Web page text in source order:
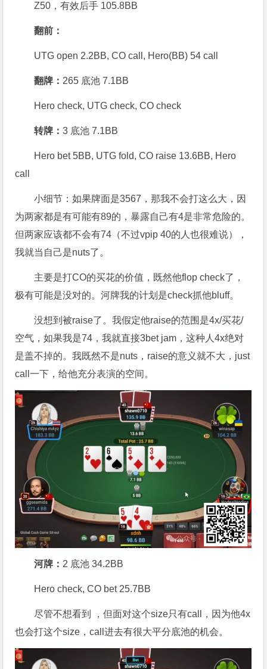
Z50，有效后手 105.8BB
翻前：
UTG open 2.2BB, CO call, Hero(BB) 54 call
翻牌： 265 底池 7.1BB
Hero check, UTG check, CO check
转牌：3 底池 7.1BB
Hero bet 5BB, UTG fold, CO raise 13.6BB, Hero
call
小细节：如果牌面是3567，那我不会打这么大，因
为两家都是有可能有89的，暴露自己有4是非常危险的。
但两家应该都不会有74（不过vpip 40的人也很难说），
我就当自己是nuts了。
主要是打CO的买花的价值，既然他flop check了，
极有可能是没对的。河牌我的计划是check抓他bluff。
没想到被raise了。我假定他raise的范围是4x/买花/
空气，如果我是74，我就直接3bet jam，这种人4x绝对
是盖不掉的。我既然不是nuts，raise的意义就不大，just
call一下，给他充分表演的空间。
河牌： 2 底池 34.2BB
Hero check, CO bet 25.7BB
尽管不想看到 ，但面对这个size只有call，因为他4x
也会打这个size，call进去有很大平分底池的机会。